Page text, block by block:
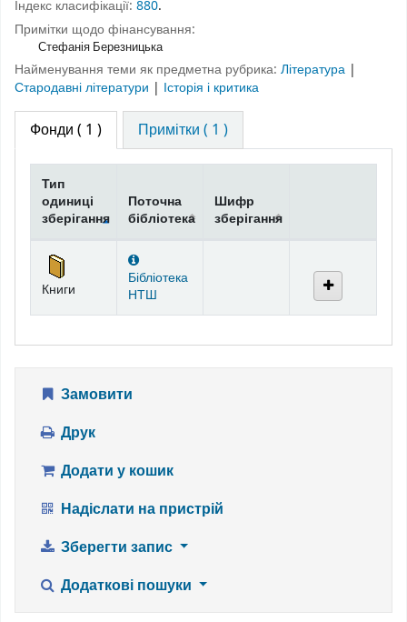
Індекс класифікації: 880.
Примітки щодо фінансування:
Стефанія Березницька
Найменування теми як предметна рубрика: Література |
Стародавні літератури | Історія і критика
Фонди ( 1 ) Примітки ( 1 )
Фонди
Тип
одиниці
зберігання
Поточна
бібліотека
Шифр
зберігання
Книги
Бібліотека
НТШ
Замовити
Друк
Додати у кошик
Надіслати на пристрій
Зберегти запис
Додаткові пошуки